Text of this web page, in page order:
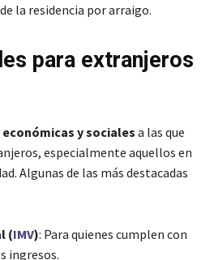
la residencia por arraigo.
para extranjeros
económicas y socialesa las que
especialmente aquellos en
Algunas de las más destacadas
(IMV): Para quienes cumplen con
ingresos.